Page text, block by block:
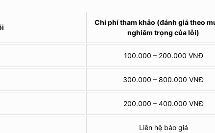
Chi phí tham khảo (đánh giá theo
nghiêm trọng của lỗi)
100.000 – 200.000 VNĐ
300.000 – 800.000 VNĐ
200.000 – 400.000 VNĐ
Liên hệ báo giá